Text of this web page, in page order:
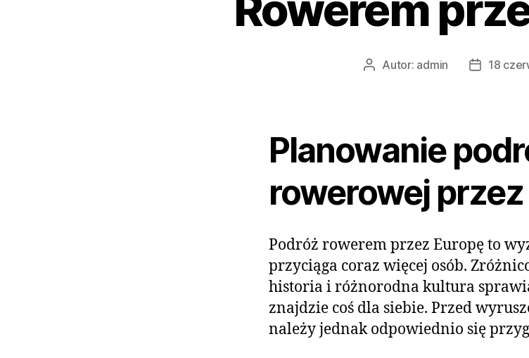
AutorAutor: admin
Data
18
Planowanie
rowerowej
Podróż rowerem przez Europę to
przyciąga coraz więcej osób.
historia i różnorodna kultura
znajdzie coś dla siebie. Przed
należy jednak odpowiednio się